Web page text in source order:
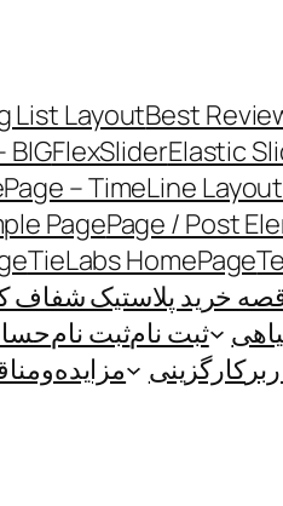
Best
List Layout
Elastic
FlexSlider
BIG
– TimeLine Layout
Page / Post
Page
TieLabs HomePage
خرید پلاستیک شفاف
ثبت نامثبت نام
کارگزینی